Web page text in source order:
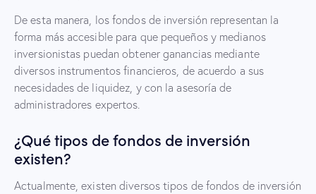
De esta manera, los fondos de inversión representan la
forma más accesible para que pequeños y medianos
inversionistas puedan obtener ganancias mediante
diversos instrumentos financieros, de acuerdo a sus
necesidades de liquidez, y con la asesoría de
administradores expertos.
¿Qué tipos de fondos de inversión
existen?
Actualmente, existen diversos tipos de fondos de inversión